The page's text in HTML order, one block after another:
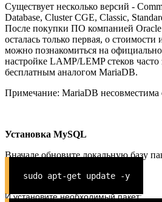
Существует несколько версий -
Database, Cluster CGE, Classic,
После покупки ПО компанией Oracle
осталась только первая, о
можно познакомиться на
настройке LAMP/LEMP стеков
бесплатным аналогом MariaDB.
Примечание: MariaDB несовместима
Установка MySQL
Вначале обновите локальную базу
sudo apt-get update -y
И установите необходимый пакет: